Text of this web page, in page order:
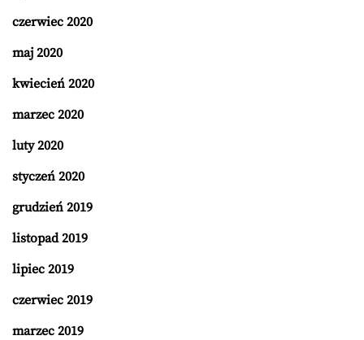
czerwiec 2020
maj 2020
kwiecień 2020
marzec 2020
luty 2020
styczeń 2020
grudzień 2019
listopad 2019
lipiec 2019
czerwiec 2019
marzec 2019